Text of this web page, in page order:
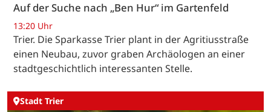
Auf der Suche nach „Ben Hur“ im Gartenfeld
13:20 Uhr
Trier. Die Sparkasse Trier plant in der Agritiusstraße
einen Neubau, zuvor graben Archäologen an einer
stadtgeschichtlich interessanten Stelle.
Stadt Trier